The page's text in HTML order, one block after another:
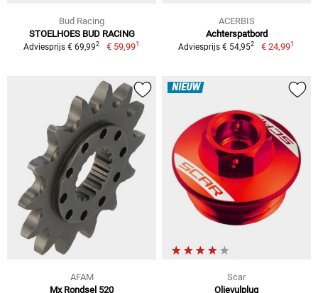
Bud Racing
STOELHOES BUD RACING
Adviesprijs € 69,992 € 59,991
ACERBIS
Achterspatbord
Adviesprijs € 54,952 € 24,991
AFAM
Mx Rondsel 520
NIEUW
Scar
Olievulplug